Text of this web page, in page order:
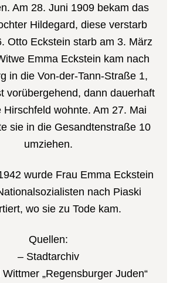
Am 28. Juni 1909 bekam das
Hildegard, diese verstarb
Otto Eckstein starb am 3. März
Emma Eckstein kam nach
in die Von-der-Tann-Straße 1,
vorübergehend, dann dauerhaft
Hirschfeld wohnte. Am 27. Mai
sie in die Gesandtenstraße 10
umziehen.
wurde Frau Emma Eckstein
nach Piaski
wo sie zu Tode kam.
Quellen:
– Stadtarchiv
„Regensburger Juden“